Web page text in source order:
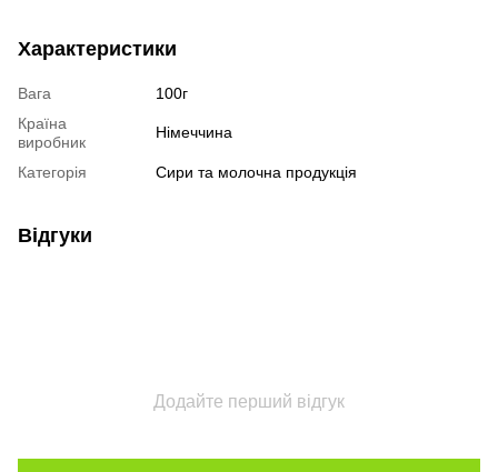
Характеристики
Вага
100г
Країна
виробник
Німеччина
Категорія Сири та молочна продукція
Відгуки
Додайте перший відгук